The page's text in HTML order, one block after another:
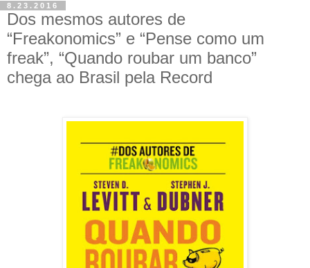
8.23.2016
Dos mesmos autores de
“Freakonomics” e “Pense como um
freak”, “Quando roubar um banco”
chega ao Brasil pela Record